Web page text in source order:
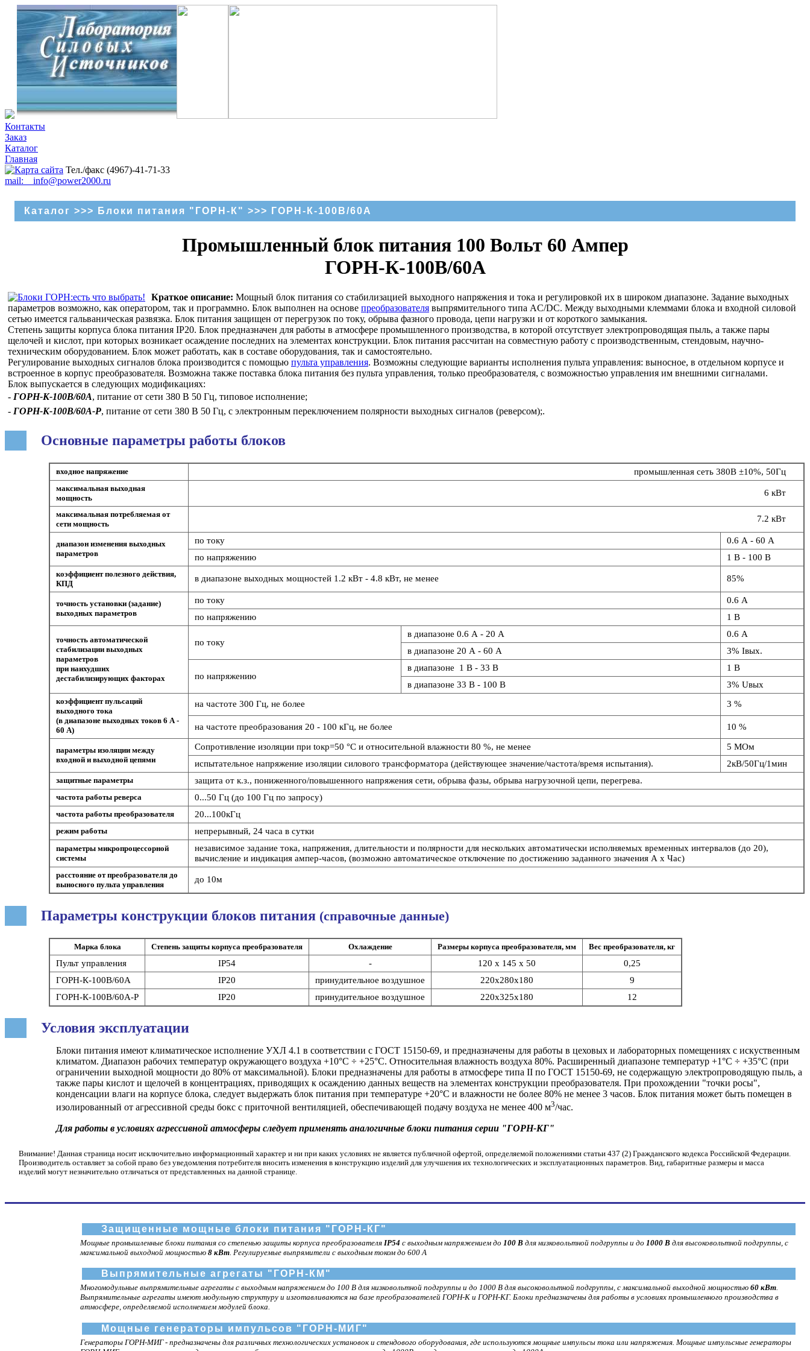
Контакты
Заказ
Каталог
Главная
Тел./факс (4967)-41-71-33
mail: info@power2000.ru
Каталог >>> Блоки питания "ГОРН-К" >>> ГОРН-К-100В/60А
Промышленный блок питания 100 Вольт 60 Ампер
ГОРН-К-100В/60А
Краткое описание: Мощный блок питания со стабилизацией выходного напряжения и тока и регулировкой их в широком диапазоне. Задание выходных
параметров возможно, как оператором, так и программно. Блок выполнен на основе преобразователя выпрямительного типа AC/DC. Между выходными клеммами блока и входной силовой
сетью имеется гальваническая развязка. Блок питания защищен от перегрузок по току, обрыва фазного провода, цепи нагрузки и от короткого замыкания.
Степень защиты корпуса блока питания IP20. Блок предназначен для работы в атмосфере промышленного производства, в которой отсутствует электропроводящая пыль, а также пары
щелочей и кислот, при которых возникает осаждение последних на элементах конструкции. Блок питания рассчитан на совместную работу с производственным, стендовым, научно-
техническим оборудованием. Блок может работать, как в составе оборудования, так и самостоятельно.
Регулирование выходных сигналов блока производится с помощью пульта управления. Возможны следующие варианты исполнения пульта управления: выносное, в отдельном корпусе и
встроенное в корпус преобразователя. Возможна также поставка блока питания без пульта управления, только преобразователя, с возможностью управления им внешними сигналами.
Блок выпускается в следующих модификациях:
- ГОРН-К-100В/60А, питание от сети 380 В 50 Гц, типовое исполнение;
- ГОРН-К-100В/60А-Р, питание от сети 380 В 50 Гц, с электронным переключением полярности выходных сигналов (реверсом);.
Основные параметры работы блоков
входное напряжение промышленная сеть 380В ±10%, 50Гц
максимальная выходная
мощность
6 кВт
максимальная потребляемая от
сети мощность
7.2 кВт
диапазон изменения выходных
параметров
по току
0.6 А - 60 А
по напряжению
1 В - 100 В
коэффициент полезного действия,
КПД
в диапазоне выходных мощностей 1.2 кВт - 4.8 кВт, не менее 85%
точность установки (задание)
выходных параметров
по току
0.6 А
по напряжению
1 В
точность автоматической
стабилизации выходных
параметров
при наихудших
дестабилизирующих факторах
по току
в диапазоне 0.6 А - 20 А
0.6 А
в диапазоне 20 А - 60 А
3% Iвых.
по напряжению
в диапазоне 1 В - 33 В
1 В
в диапазоне 33 В - 100 В
3% Uвых
коэффициент пульсаций
выходного тока
(в диапазоне выходных токов 6 А -
60 А)
на частоте 300 Гц, не более 3 %
на частоте преобразования 20 - 100 кГц, не более 10 %
параметры изоляции между
входной и выходной цепями
Сопротивление изоляции при tокр=50 °С и относительной влажности 80 %, не менее
5 МОм
испытательное напряжение изоляции силового трансформатора (действующее значение/частота/время испытания).
2кВ/50Гц/1мин
защитные параметры защита от к.з., пониженного/повышенного напряжения сети, обрыва фазы, обрыва нагрузочной цепи, перегрева.
частота работы реверса 0...50 Гц (до 100 Гц по запросу)
частота работы преобразователя 20...100кГц
режим работы непрерывный, 24 часа в сутки
параметры микропроцессорной
системы
независимое задание тока, напряжения, длительности и полярности для нескольких автоматически исполняемых временных интервалов (до 20),
вычисление и индикация ампер-часов, (возможно автоматическое отключение по достижению заданного значения А х Час)
расстояние от преобразователя до
выносного пульта управления
до 10м
Параметры конструкции блоков питания (справочные данные)
Марка блока Степень защиты корпуса преобразователя Охлаждение Размеры корпуса преобразователя, мм Вес преобразователя, кг
Пульт управления IP54 - 120 х 145 х 50
0,25
ГОРН-К-100В/60А
IP20 принудительное воздушное 220х280х180
9
ГОРН-К-100В/60А-Р
IP20 принудительное воздушное 220х325х180 12
Условия эксплуатации
Блоки питания имеют климатическое исполнение УХЛ 4.1 в соответствии с ГОСТ 15150-69, и предназначены для работы в цеховых и лабораторных помещениях с искуственным
климатом. Диапазон рабочих температур окружающего воздуха +10°С ÷ +25°С. Относительная влажность воздуха 80%. Расширенный диапазоне температур +1°С ÷ +35°С (при
ограничении выходной мощности до 80% от максимальной). Блоки предназначены для работы в атмосфере типа II по ГОСТ 15150-69, не содержащую электропроводящую пыль, а
также пары кислот и щелочей в концентрациях, приводящих к осаждению данных веществ на элементах конструкции преобразователя. При прохождении "точки росы",
конденсации влаги на корпусе блока, следует выдержать блок питания при температуре +20°С и влажности не более 80% не менее 3 часов. Блок питания может быть помещен в
изолированный от агрессивной среды бокс с приточной вентиляцией, обеспечивающей подачу воздуха не менее 400 м3/час.
Для работы в условиях агрессивной атмосферы следует применять аналогичные блоки питания серии "ГОРН-КГ"
Внимание! Данная страница носит исключительно информационный характер и ни при каких условиях не является публичной офертой, определяемой положениями статьи 437 (2) Гражданского кодекса Российской Федерации.
Производитель оставляет за собой право без уведомления потребителя вносить изменения в конструкцию изделий для улучшения их технологических и эксплуатационных параметров. Вид, габаритные размеры и масса
изделий могут незначительно отличаться от представленных на данной странице.
Защищенные мощные блоки питания "ГОРН-КГ"
Мощные промышленные блоки питания со степенью защиты корпуса преобразователя IP54 с выходным напряжением до 100 В для низковольтной подгруппы и до 1000 В для высоковольтной подгруппы, с
максимальной выходной мощностью 8 кВт . Регулируемые выпрямители с выходным током до 600 А
Выпрямительные агрегаты "ГОРН-КМ"
Многомодульные выпрямительные агрегаты с выходным напряжением до 100 В для низковольтной подгруппы и до 1000 В для высоковольтной подгруппы, с максимальной выходной мощностью 60 кВт.
Выпрямительные агрегаты имеют модульную структуру и изготавливаются на базе преобразователей ГОРН-К и ГОРН-КГ. Блоки предназначены для работы в условиях промышленного производства в
атмосфере, определяемой исполнением модулей блока.
Мощные генераторы импульсов "ГОРН-МИГ"
Генераторы ГОРН-МИГ - предназначены для различных технологических установок и стендового оборудования, где используются мощные импульсы тока или напряжения. Мощные импульсные генераторы